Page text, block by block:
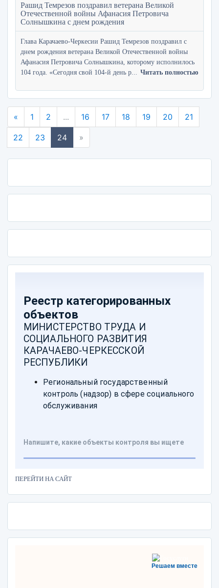
Рашид Темрезов поздравил ветерана Великой
Отечественной войны Афанасия Петровича
Солнышкина с днем рождения
Глава Карачаево-Черкесии Рашид Темрезов поздравил с
днем рождения ветерана Великой Отечественной войны
Афанасия Петровича Солнышкина, которому исполнилось
104 года. «Сегодня свой 104-й день р... Читать полностью
« 1 2 ... 16 17 18 19 20 21
22 23 24 »
ПЕРЕЙТИ НА САЙТ
Решаем вместе